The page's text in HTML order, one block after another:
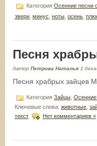
Категория Осенние песни
звери минус ноты осень
Песня
Автор Петрова Наталья 1
Песня храбрых зайцев
Категория Зайцы Осенние
Ключевые слова: животные
текст
Нет комментариев »